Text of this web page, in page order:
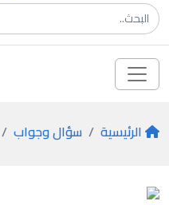
الرئيسية سؤال وجواب